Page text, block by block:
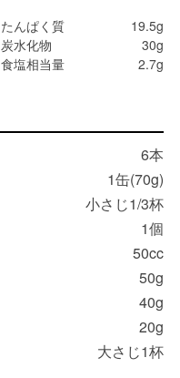
たんぱく質
19.5g
炭水化物
30g
食塩相当量 2.7g
6本
1缶(70g)
小さじ1/3杯
1個
50cc
50g
40g
20g
大さじ1杯